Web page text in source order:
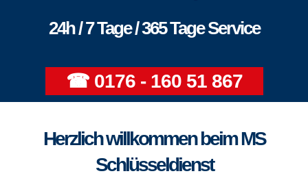
24h / 7 Tage / 365 Tage Service
☎ 0176 - 160 51 867
Herzlich willkommen beim MS
Schlüsseldienst